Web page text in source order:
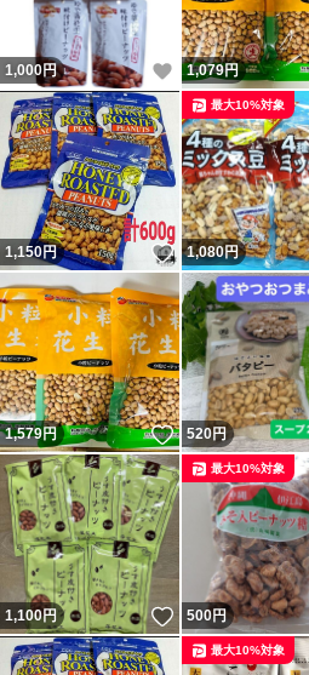
1,000円 いいね！
1,079円
1,150円 いいね！
1,080円
最大10%対象
1,579円 いいね！
520円
1,100円 いいね！
500円
最大10%対象
最大10%対象